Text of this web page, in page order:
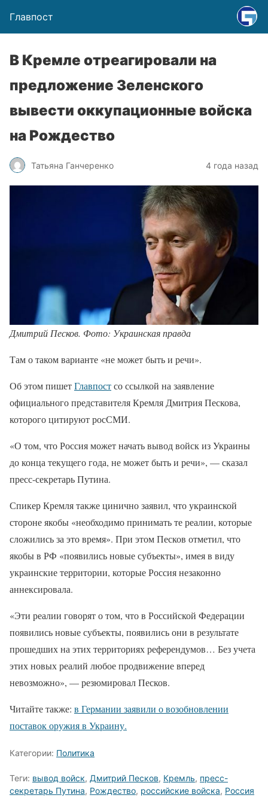
Главпост
В Кремле отреагировали на
предложение Зеленского
вывести оккупационные войска
на Рождество
Татьяна Ганчеренко 4 года назад
Дмитрий Песков. Фото: Украинская правда
Там о таком варианте «не может быть и речи».
Об этом пишетГлавпостсо ссылкой на заявление
официального представителя Кремля Дмитрия Пескова,
которого цитируют росСМИ.
«О том, что Россия может начать вывод войск из Украины
до конца текущего года, не может быть и речи», — сказал
пресс-секретарь Путина.
Спикер Кремля также цинично заявил, что украинской
стороне якобы «необходимо принимать те реалии, которые
сложились за это время». При этом Песков отметил, что
якобы в РФ «появились новые субъекты», имея в виду
украинские территории, которые Россия незаконно
аннексировала.
«Эти реалии говорят о том, что в Российской Федерации
появились новые субъекты, появились они в результате
прошедших на этих территориях референдумов… Без учета
этих новых реалий любое продвижение вперед
невозможно», — резюмировал Песков.
Читайте также: в Германии заявили о возобновлении
поставок оружия в Украину.
Категории: Политика
Теги: вывод войск, Дмитрий Песков, Кремль, пресс-
секретарь Путина, Рождество, российские войска, Россия